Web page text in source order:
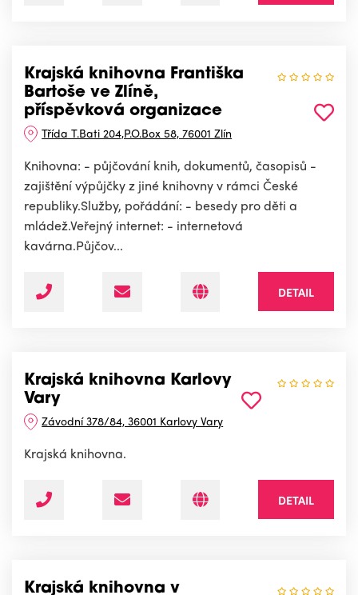
Krajská knihovna Františka
Bartoše ve Zlíně,
příspěvková organizace
Třída T.Bati 204,P.O.Box 58, 76001 Zlín
Knihovna: - půjčování knih, dokumentů, časopisů -
zajištění výpůjčky z jiné knihovny v rámci České
republiky.Služby, pořádání: - besedy pro děti a
mládež.Veřejný internet: - internetová
kavárna.Půjčov...
DETAIL
Krajská knihovna Karlovy
Vary
Závodní 378/84, 36001 Karlovy Vary
Krajská knihovna.
DETAIL
Krajská knihovna v